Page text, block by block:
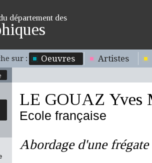
département des
sur : Oeuvres Artistes
LE GOUAZ Yves
Ecole française
Abordage d'une